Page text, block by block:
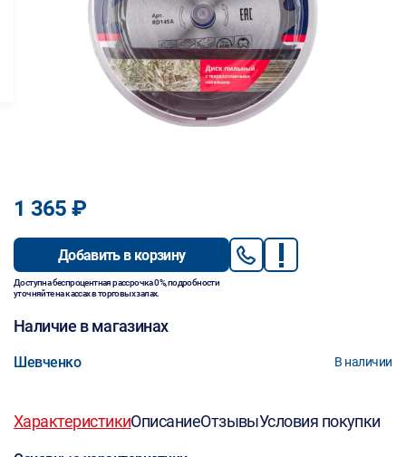
1 365 ₽
Добавить в корзину
Доступна беспроцентная рассрочка 0%, подробности
уточняйте на кассах в торговых залах.
Наличие в магазинах
Шевченко В наличии
ХарактеристикиОписаниеОтзывыУсловия покупки